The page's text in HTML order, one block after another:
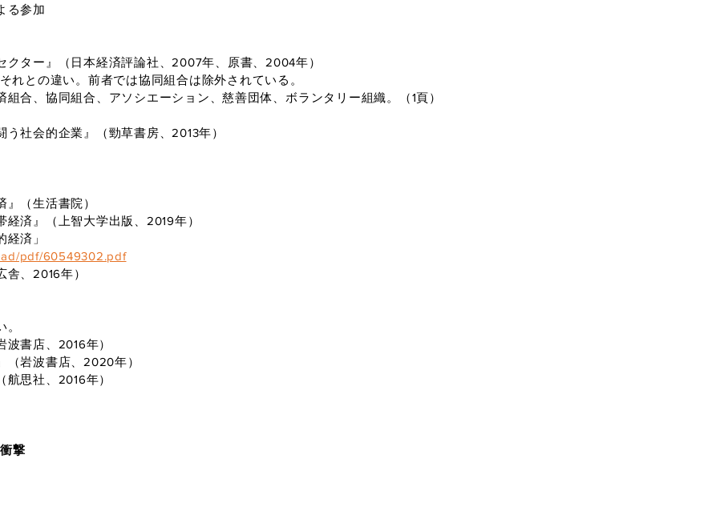
る参加
ター』（日本経済評論社、2007年、原書、2004年）
との違い。前者では協同組合は除外されている。
合、協同組合、アソシエーション、慈善団体、ボランタリー組織。（1頁）
社会的企業』（勁草書房、2013年）
（生活書院）
済』（上智大学出版、2019年）
済」
pdf/60549302.pdf
、2016年）
書店、2016年）
岩波書店、2020年）
思社、2016年）
撃